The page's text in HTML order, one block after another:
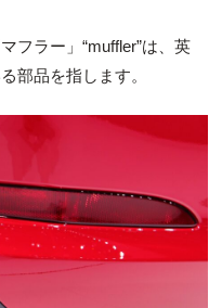
フラー」“muffler”は、英
部品を指します。